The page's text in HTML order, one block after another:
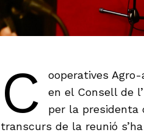
C
ooperatives
en el Consell de
per la presidenta
transcurs de la reunió